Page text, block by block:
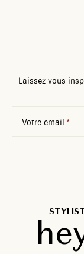
Laissez-vous
Votre email